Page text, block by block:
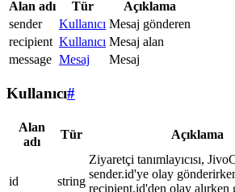
Alan adı Tür
Açıklama
sender
Kullanıcı Mesaj gönderen
recipient Kullanıcı Mesaj alan
message Mesaj Mesaj
Kullanıcı#
Alan
adı
Tür Açıklama
id string
Ziyaretçi tanımlayıcısı,
sender.id'ye olay
recipient.id'den olay alırken